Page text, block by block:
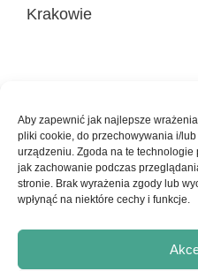
Aby zapewnić jak najlepsze
pliki cookie, do przechowywania i/
urządzeniu. Zgoda na te
jak zachowanie podczas
stronie. Brak wyrażenia zgody lub
wpłynąć na niektóre cechy i funkcje.
Krakowie
© Copyright 2017-2026 - Ars
pasji przez
serwisu i